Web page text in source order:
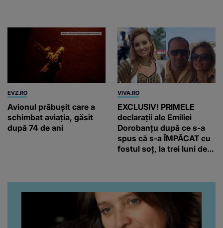
EVZ.RO
Avionul prăbușit care a
schimbat aviația, găsit
după 74 de ani
VIVA.RO
EXCLUSIV! PRIMELE
declarații ale Emiliei
Dorobanțu după ce s-a
spus că s-a ÎMPĂCAT cu
fostul soț, la trei luni de
artistă i-a lăsat MASCĂ
pe toți. De data aceasta,
chiar a rupt tăcerea:
”Poate că aveam să ne
spunem, să ne...”